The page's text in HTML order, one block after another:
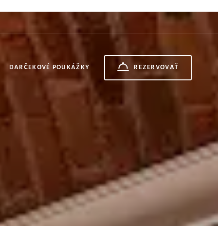
DARČEKOVÉ POUKÁŽKY REZERVOVAŤ